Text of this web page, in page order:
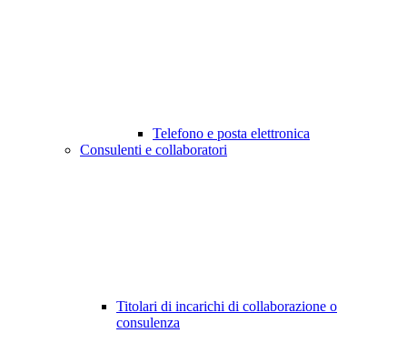
Telefono e posta elettronica
Consulenti e collaboratori
Titolari di incarichi di collaborazione o
consulenza